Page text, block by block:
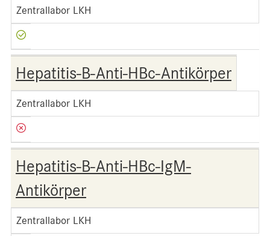
Zentrallabor LKH
Hepatitis-B-Anti-HBc-Antikörper
Zentrallabor LKH
Hepatitis-B-Anti-HBc-IgM-
Antikörper
Zentrallabor LKH